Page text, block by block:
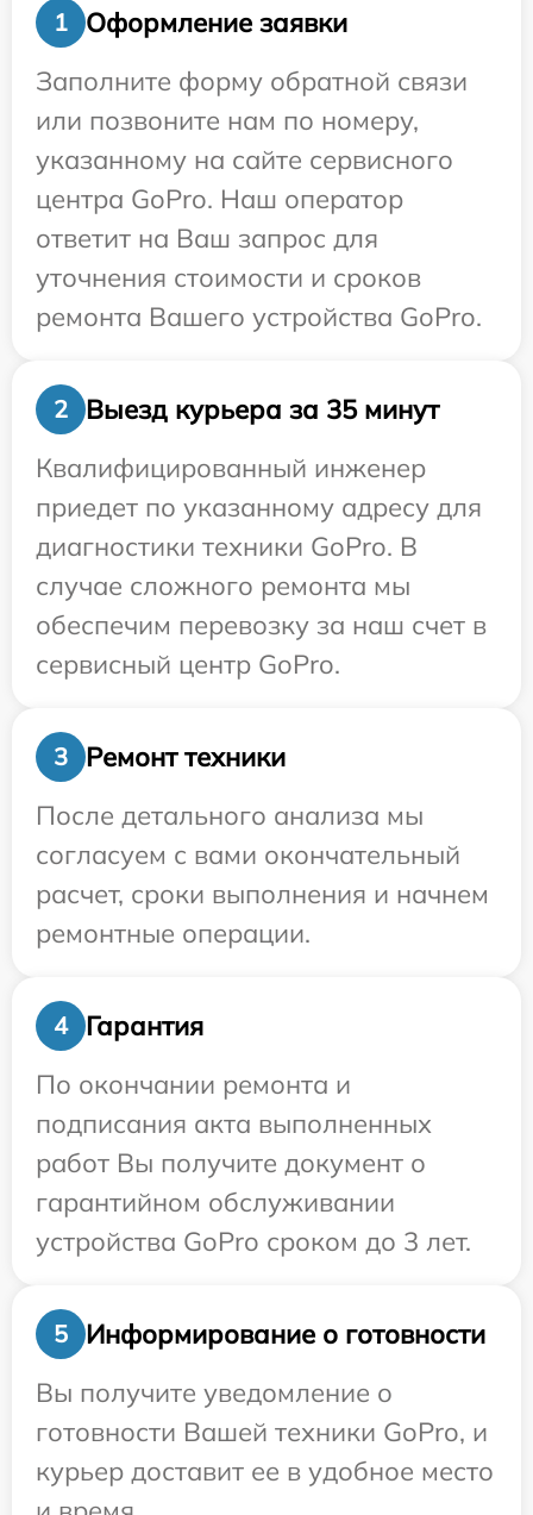
1
Оформление заявки
Заполните форму обратной связи
или позвоните нам по номеру,
указанному на сайте сервисного
центра GoPro. Наш оператор
ответит на Ваш запрос для
уточнения стоимости и сроков
ремонта Вашего устройства GoPro.
2
Выезд курьера за 35 минут
Квалифицированный инженер
приедет по указанному адресу для
диагностики техники GoPro. В
случае сложного ремонта мы
обеспечим перевозку за наш счет в
сервисный центр GoPro.
3
Ремонт техники
После детального анализа мы
согласуем с вами окончательный
расчет, сроки выполнения и начнем
ремонтные операции.
4
Гарантия
По окончании ремонта и
подписания акта выполненных
работ Вы получите документ о
гарантийном обслуживании
устройства GoPro сроком до 3 лет.
5
Информирование о готовности
Вы получите уведомление о
готовности Вашей техники GoPro, и
курьер доставит ее в удобное место